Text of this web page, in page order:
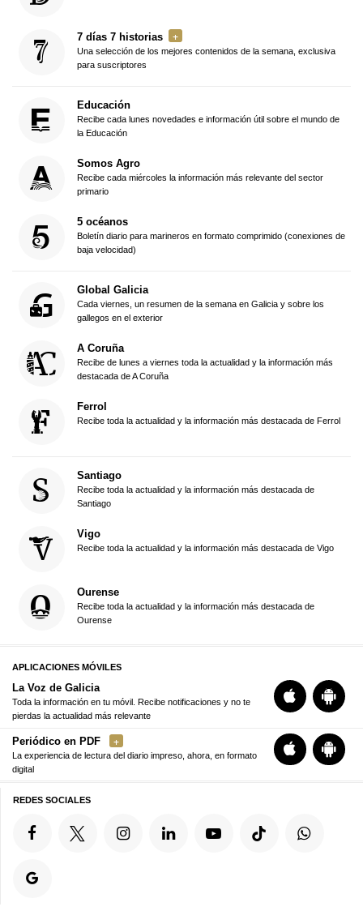
7 días 7 historias
Una selección de los mejores contenidos de la semana, exclusiva
para suscriptores
Educación
Recibe cada lunes novedades e información útil sobre el mundo de
la Educación
Somos Agro
Recibe cada miércoles la información más relevante del sector
primario
5 océanos
Boletín diario para marineros en formato comprimido (conexiones de
baja velocidad)
Global Galicia
Cada viernes, un resumen de la semana en Galicia y sobre los
gallegos en el exterior
A Coruña
Recibe de lunes a viernes toda la actualidad y la información más
destacada de A Coruña
Ferrol
Recibe toda la actualidad y la información más destacada de Ferrol
Santiago
Recibe toda la actualidad y la información más destacada de
Santiago
Vigo
Recibe toda la actualidad y la información más destacada de Vigo
Ourense
Recibe toda la actualidad y la información más destacada de
Ourense
APLICACIONES MÓVILES
La Voz de Galicia
Toda la información en tu móvil. Recibe notificaciones y no te
pierdas la actualidad más relevante
Periódico en PDF
La experiencia de lectura del diario impreso, ahora, en formato
digital
REDES SOCIALES